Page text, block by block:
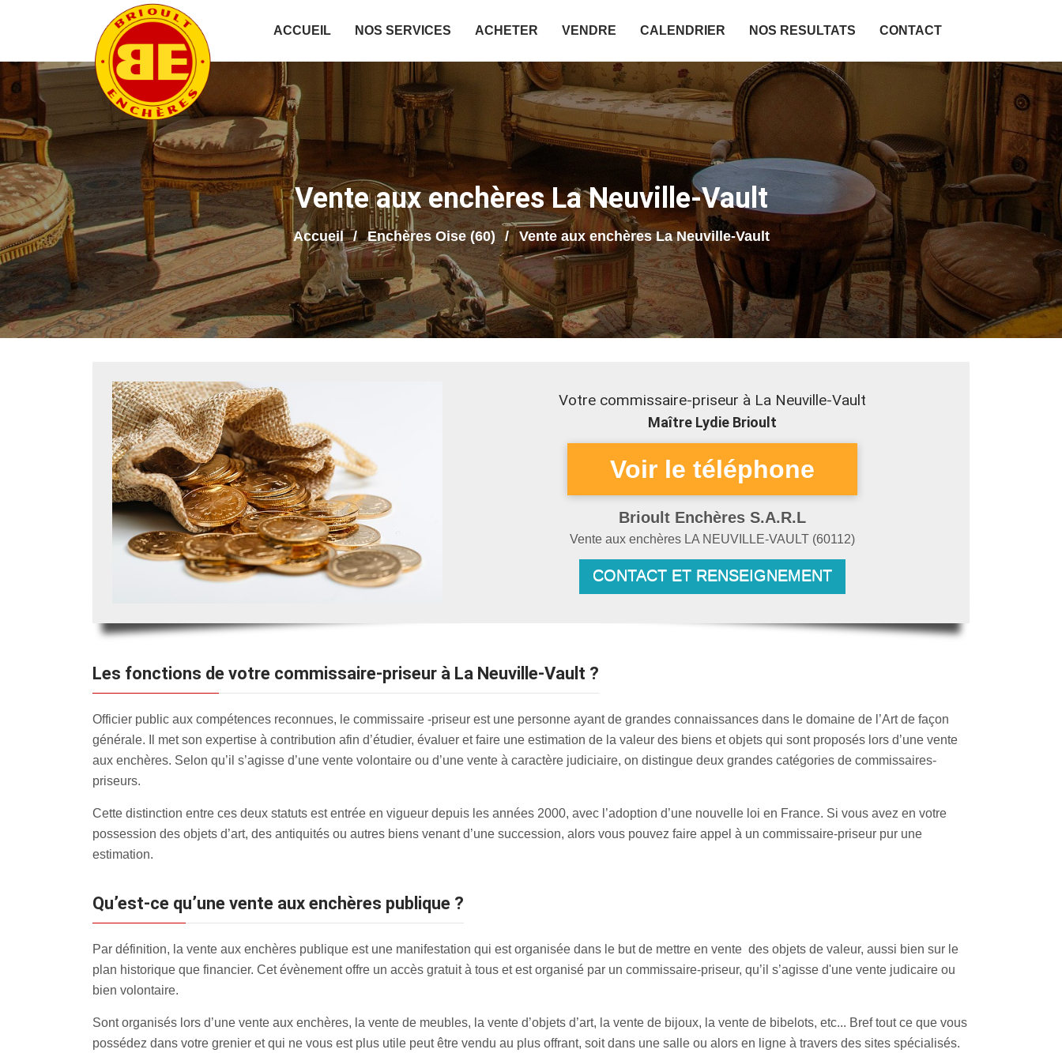
ACCUEIL NOS SERVICES ACHETER VENDRE CALENDRIER NOS RESULTATS CONTACT
Vente aux enchères La Neuville-Vault
Accueil Enchères Oise (60) Vente aux enchères La Neuville-Vault
Votre commissaire-priseur à La Neuville-Vault
Maître Lydie Brioult
Brioult Enchères S.A.R.L
Vente aux enchères LA NEUVILLE-VAULT(60112)
CONTACT ET RENSEIGNEMENT
Les fonctions de votre commissaire-priseur à La Neuville-Vault ?
Officier public aux compétences reconnues, le commissaire -priseur est une personne ayant de grandes connaissances dans le domaine de l’Art de façon
générale. Il met son expertise à contribution afin d’étudier, évaluer et faire une estimation de la valeur des biens et objets qui sont proposés lors d’une vente
aux enchères. Selon qu’il s’agisse d’une vente volontaire ou d’une vente à caractère judiciaire, on distingue deux grandes catégories de commissaires-
priseurs.
Cette distinction entre ces deux statuts est entrée en vigueur depuis les années 2000, avec l’adoption d’une nouvelle loi en France. Si vous avez en votre
possession des objets d’art, des antiquités ou autres biens venant d’une succession, alors vous pouvez faire appel à un commissaire-priseur pur une
estimation.
Qu’est-ce qu’une vente aux enchères publique ?
Par définition, la vente aux enchères publique est une manifestation qui est organisée dans le but de mettre en vente des objets de valeur, aussi bien sur le
plan historique que financier. Cet évènement offre un accès gratuit à tous et est organisé par un commissaire-priseur, qu’il s’agisse d'une vente judicaire ou
bien volontaire.
Sont organisés lors d’une vente aux enchères, la vente de meubles, la vente d’objets d’art, la vente de bijoux, la vente de bibelots, etc... Bref tout ce que vous
possédez dans votre grenier et qui ne vous est plus utile peut être vendu au plus offrant, soit dans une salle ou alors en ligne à travers des sites spécialisés.